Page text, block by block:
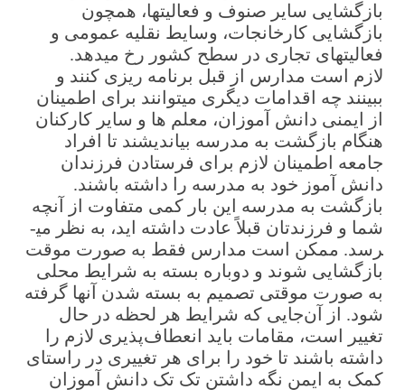
بازگشایی سایر صنوف و فعالیت­ها، همچون
بازگشایی کارخانجات، وسایط نقلیه عمومی و
فعالیتهای تجاری در سطح کشور رخ می­دهد.
لازم است مدارس از قبل برنامه ­ریزی کنند و
ببینند چه اقدامات دیگری می­توانند برای اطمینان
از ایمنی دانش آموزان، معلم ها و سایر کارکنان
هنگام بازگشت به مدرسه بیاندیشند تا افراد
جامعه اطمینان لازم برای فرستادن فرزندان
دانش ­آموز خود به مدرسه را داشته باشند.
بازگشت به مدرسه این بار کمی متفاوت از آنچه
شما و فرزندتان قبلاً عادت داشته اید، به نظر می­
رسد. ممکن است مدارس فقط به صورت موقت
بازگشایی شوند و دوباره بسته به شرایط محلی
به صورت موقتی تصمیم به بسته شدن آنها گرفته
شود. از آن‌جایی که شرایط هر لحظه در حال
تغییر است، مقامات باید انعطاف‌پذیری لازم را
داشته باشند تا خود را برای هر تغییری در راستای
کمک به ایمن نگه داشتن تک تک دانش آموزان